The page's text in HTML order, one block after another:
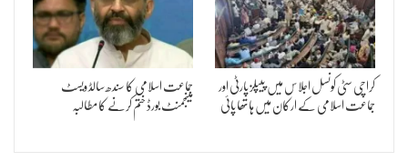
کراچی سٹی کونسل اجلاس میں پیپلز پارٹی اور
جماعت اسلامی کے ارکان میں ہاتھا پائی
جماعت اسلامی کا سندھ سالڈ ویسٹ
مینجمنٹ بورڈ ختم کرنے کا مطالبہ